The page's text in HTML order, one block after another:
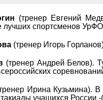
(тренер Евгений
лучших спортсменов
(тренер Игорь
(тренер Андрей Белов).
Ирина Кузьмина). В
учащихся России